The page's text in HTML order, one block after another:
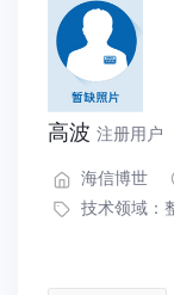
高波 注册用户
海信博世
技术领域：